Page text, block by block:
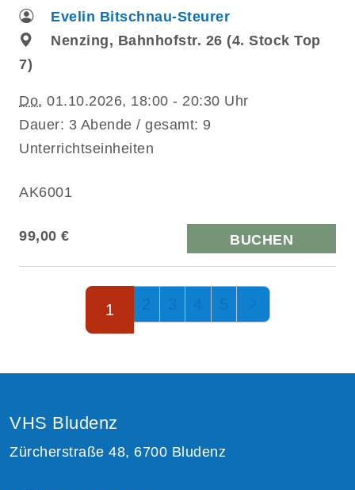
Evelin Bitschnau-Steurer
Nenzing, Bahnhofstr. 26 (4. Stock Top
7)
Do. 01.10.2026, 18:00 - 20:30 Uhr
Dauer: 3 Abende / gesamt: 9
Unterrichtseinheiten
AK6001
99,00 € BUCHEN
Seite 1 von 5
1 2 3 4 5
VHS Bludenz
Zürcherstraße 48, 6700 Bludenz